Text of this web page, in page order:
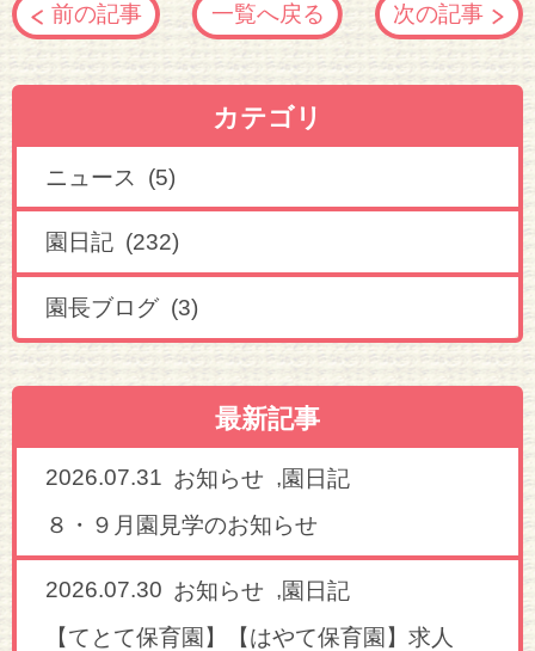
前の記事 一覧へ戻る 次の記事
カテゴリ
ニュース (5)
園日記 (232)
園長ブログ (3)
最新記事
2026.07.31 お知らせ ,園日記
８・９月園見学のお知らせ
2026.07.30 お知らせ ,園日記
【てとて保育園】【はやて保育園】求人